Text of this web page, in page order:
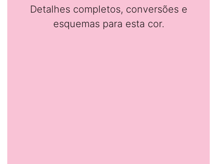
Detalhes completos, conversões e
esquemas para esta cor.